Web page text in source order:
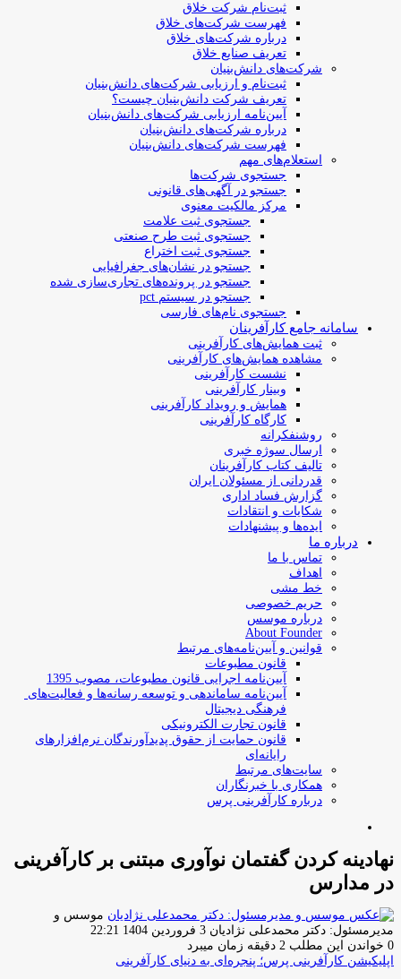
ثبت‌نام شرکت خلاق
فهرست شرکت‌های خلاق
درباره شرکت‌های خلاق
تعریف صنایع خلاق
شرکت‌های دانش‌بنیان
ثبت‌نام و ارزیابی شرکت‌های دانش‌بنیان
تعریف شرکت دانش‌بنیان چیست؟
آیین‌نامه ارزیابی شرکت‌های دانش‌بنیان
درباره شرکت‌های دانش‌بنیان
فهرست شرکت‌های دانش‌بنیان
استعلام‌های مهم
جستجوی شرکت‌ها
جستجو در آگهی‌های قانونی
مرکز مالکیت معنوی
جستجوی ثبت علامت
جستجوی ثبت طرح صنعتی
جستجوی ثبت اختراع
جستجو در نشان‌های جغرافیایی
جستجو در پرونده‌های تجاری‌سازی شده
جستجو در سیستم pct
جستجوی نام‌های فارسی
سامانه جامع کارآفرینان
ثبت همایش‌های کارآفرینی
مشاهده همایش‌های کارآفرینی
نشست کارآفرینی
وبینار کارآفرینی
همایش و رویداد کارآفرینی
کارگاه کارآفرینی
روشنفکرانه
ارسال سوژه‌ خبری
تالیف کتاب کارآفرینان
قدردانی از مسئولان ایران
گزارش فساد اداری
شکایات و انتقادات
ایده‌ها و پیشنهادات
درباره ما
تماس با ما
اهداف
خط مشی
حریم خصوصی
درباره موسس
About Founder
قوانین و آیین‌نامه‌های مرتبط
‌قانون مطبوعات
آیین‌نامه اجرایی قانون مطبوعات، مصوب 1395
آیین‌نامه سامان­دهی و توسعه رسانه­‌ها و فعالیت‌­های
فرهنگی دیجیتال
قانون تجارت الکترونیکی
قانون حمایت از حقوق پدیدآورندگان نرم‌افزارهای
رایانه‌ای
سایت‌های مرتبط
همکاری با خبرنگاران
درباره کارآفرینی پرس
نهادینه کردن گفتمان نوآوری مبتنی بر کارآفرینی
در مدارس
موسس و
مدیرمسئول: دکتر محمدعلی نژادیان ارسال
ایمیل
3 فروردین 1404 22:21
0 خواندن این مطلب 2 دقیقه زمان میبرد
اپلیکیشن کارآفرینی پرس؛ پنجره‌ای به دنیای کارآفرینی